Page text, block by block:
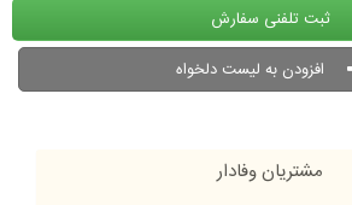
ثبت تلفنی سفارش
افزودن به لیست دلخواه
مشتریان وفادار